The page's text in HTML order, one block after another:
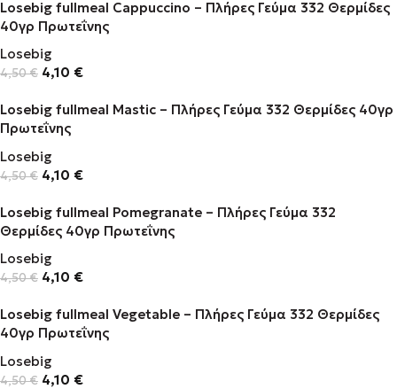
Losebig fullmeal Cappuccino – Πλήρες Γεύμα 332 Θερμίδες
40γρ Πρωτεΐνης
Losebig
4,50€ 4,10 €
Losebig fullmeal Mastic – Πλήρες Γεύμα 332 Θερμίδες 40γρ
Πρωτεΐνης
Losebig
4,50€ 4,10 €
Losebig fullmeal Pomegranate – Πλήρες Γεύμα 332
Θερμίδες 40γρ Πρωτεΐνης
Losebig
4,50€ 4,10 €
Losebig fullmeal Vegetable – Πλήρες Γεύμα 332 Θερμίδες
40γρ Πρωτεΐνης
Losebig
4,50€ 4,10 €